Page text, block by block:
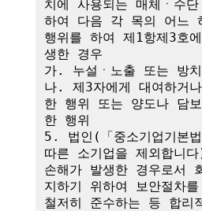
치에 사용되는 매체ㆍ수
하여 다음 각 목의 어느
행위를 하여 제1항제3호
생한 경우
가. 누설ㆍ노출 또는 방
나. 제3자에게 대여하거
한 행위 또는 양도나 담
한 행위
5. 법인(「중소기업기본
따른 소기업을 제외합니
손해가 발생한 경우로서
지하기 위하여 보안절차
철저히 준수하는 등 합리